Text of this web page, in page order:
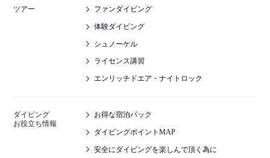
ツアー ファンダイビング
体験ダイビング
シュノーケル
ライセンス講習
エンリッチドエア・ナイトロック
ダイビング
お役立ち情報
お得な宿泊パック
ダイビングポイントMAP
安全にダイビングを楽しんで頂く為に